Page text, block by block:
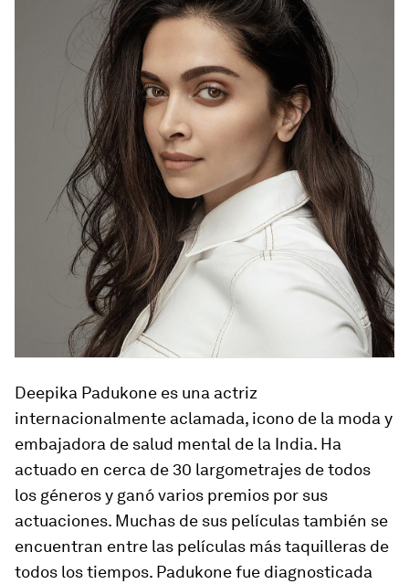
Deepika Padukone es una actriz
internacionalmente aclamada, icono de la moda y
embajadora de salud mental de la India. Ha
actuado en cerca de 30 largometrajes de todos
los géneros y ganó varios premios por sus
actuaciones. Muchas de sus películas también se
encuentran entre las películas más taquilleras de
todos los tiempos. Padukone fue diagnosticada